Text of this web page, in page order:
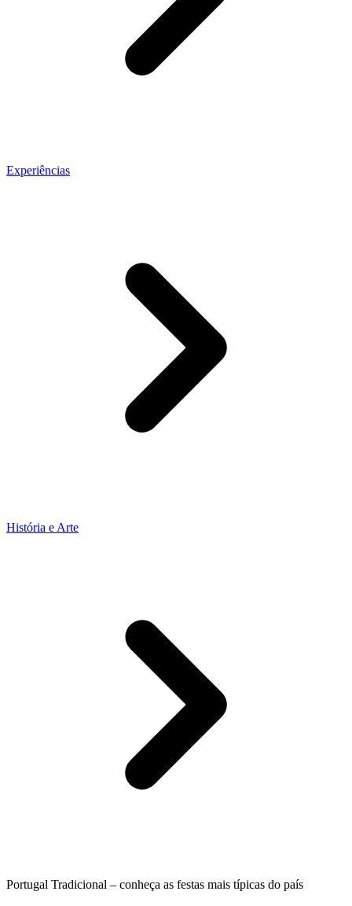
Experiências
História e Arte
Portugal Tradicional – conheça as festas mais típicas do país